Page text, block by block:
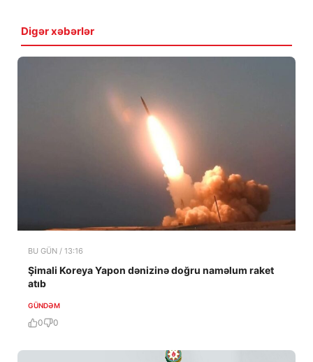
Digər xəbərlər
BU GÜN / 13:16
Şimali Koreya Yapon dənizinə doğru naməlum raket
atıb
GÜNDƏM
0 0